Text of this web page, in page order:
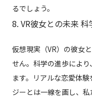
るでしょう。
8. VR彼女との未来
仮想現実（VR）の彼女
せん。科学の進歩によ
ます。リアルな恋愛体
ジーとは一線を画し、